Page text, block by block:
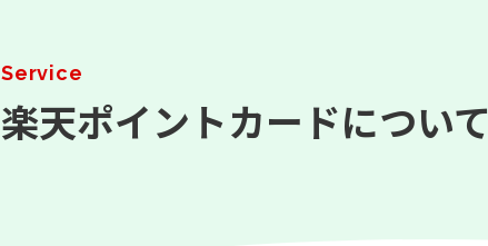
Service
楽天ポイントカードについて